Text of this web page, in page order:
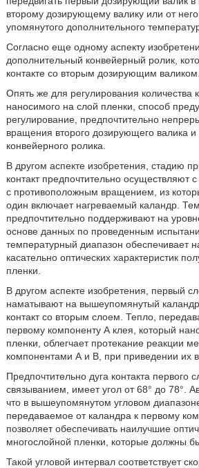
второму дозирующему валику или от
упомянутого дополнительного
Согласно еще одному аспекту
дополнительный конвейерный ролик,
контакте со вторым дозирующим валиком.
Опять же для регулирования количества
наносимого на слой пленки, способ
регулирование, предпочтительно
вращения второго дозирующего валика
конвейерного ролика.
В другом аспекте изобретения, стадию
контакт предпочтительно
с противоположным вращением, из
один включает нагреваемый каландр.
предпочтительно поддерживают на
основе данных по проведенным
температурный диапазон обеспечивает
касательно оптических характеристик
пленки.
В другом аспекте изобретения, первый
наматывают на вышеупомянутый
контакт со вторым слоем. Тепло,
первому компоненту А клея, который
пленки, облегчает протекание реакции
компонентами А и В, при приведении их
Предпочтительно дуга контакта первого
связыванием, имеет угол от 68° до 78°.
что в вышеупомянутом угловом
передаваемое от каландра к первому
позволяет обеспечивать наилучшие
многослойной пленки, которые должны
Такой угловой интервал соответствует